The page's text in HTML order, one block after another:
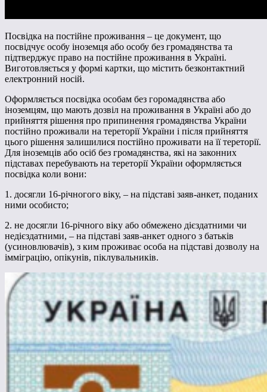
Посвідка на постійне проживання – це документ, що
посвідчує особу іноземця або особу без громадянства та
підтверджує право на постійне проживання в Україні.
Виготовляється у формі картки, що містить безконтактний
електронний носій.
Оформляється посвідка особам без горомадянства або
іноземцям, що мають дозвіл на проживання в Україні або до
прийняття рішення про припинення громадянства України
постійно проживали на тереторії України і після прийняття
цього рішення залишилися постійно проживати на її тереторії.
Для іноземців або осіб без громадянства, які на законних
підставах перебувають на тереторії України оформляється
посвідка коли вони:
1. досягли 16-річногого віку, – на підставі заяв-анкет, поданих
ними особисто;
2. не досягли 16-річного віку або обмежено дієздатними чи
недієздатними, – на підставі заяв-анкет одного з батьків
(усиновлювачів), з ким проживає особа на підставі дозволу на
імміграцію, опікунів, піклувальників.